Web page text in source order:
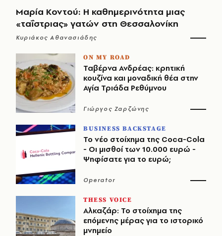
Μαρία Κοντού: Η καθημερινότητα μιας
«ταΐστριας» γατών στη Θεσσαλονίκη
Κυριάκος Αθανασιάδης
ON MY ROAD
Ταβέρνα Ανδρέας: κρητική
κουζίνα και μοναδική θέα στην
Αγία Τριάδα Ρεθύμνου
Γιώργος Ζαρζώνης
BUSINESS BACKSTAGE
Το νέο στοίχημα της Coca-Cola
- Οι μισθοί των 10.000 ευρώ -
Ψηφίσατε για το ευρώ;
Operator
THESS VOICE
Αλκαζάρ: Το στοίχημα της
επόμενης μέρας για το ιστορικό
μνημείο